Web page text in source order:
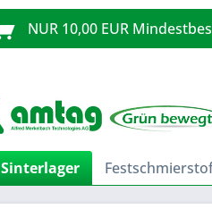
NUR 10,00 EUR
Sinterlager